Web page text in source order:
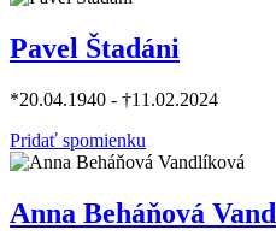
Pavel Štadáni
*20.04.1940 - †11.02.2024
Pridať spomienku
Anna Beháňová